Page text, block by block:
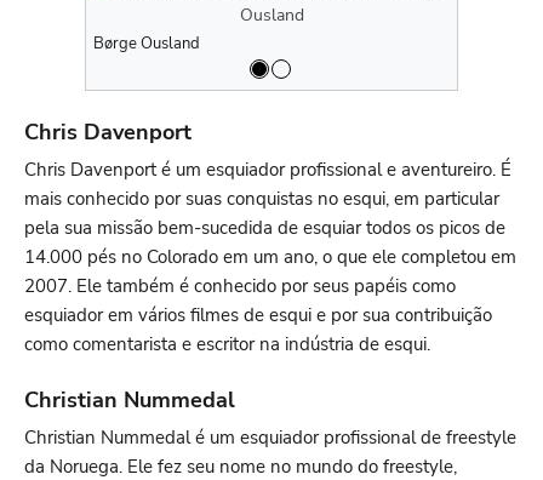
Børge Ousland
Chris Davenport
Chris Davenport é um esquiador profissional e aventureiro. É
mais conhecido por suas conquistas no esqui, em particular
pela sua missão bem-sucedida de esquiar todos os picos de
14.000 pés no Colorado em um ano, o que ele completou em
2007. Ele também é conhecido por seus papéis como
esquiador em vários filmes de esqui e por sua contribuição
como comentarista e escritor na indústria de esqui.
Christian Nummedal
Christian Nummedal é um esquiador profissional de freestyle
da Noruega. Ele fez seu nome no mundo do freestyle,